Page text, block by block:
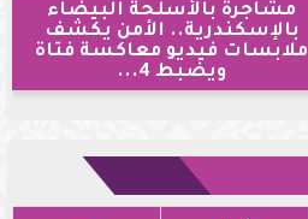
مشاجرة بالأسلحة البيضاء
بالإسكندرية.. الأمن يكشف
ملابسات فيديو معاكسة فتاة
ويضبط 4...